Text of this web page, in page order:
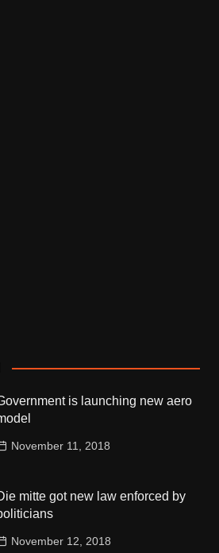
is launching new aero
November 11, 2018
mitte got new law enforced by
November 12, 2018